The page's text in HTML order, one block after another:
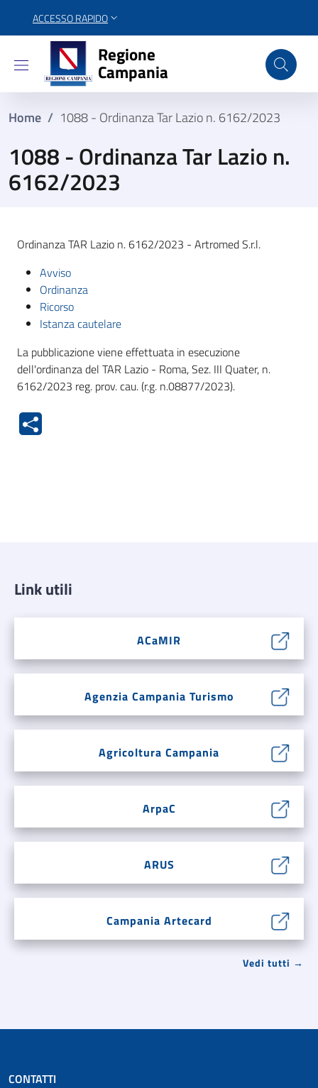
ACCESSO RAPIDO
Regione Campania
Regione
Campania
Home / 1088 - Ordinanza Tar Lazio n. 6162/2023
1088 - Ordinanza Tar Lazio n.
6162/2023
Ordinanza TAR Lazio n. 6162/2023 - Artromed S.r.l.
Avviso
Ordinanza
Ricorso
Istanza cautelare
La pubblicazione viene effettuata in esecuzione
dell'ordinanza del TAR Lazio - Roma, Sez. III Quater, n.
6162/2023 reg. prov. cau. (r.g. n.08877/2023).
Link utili
ACaMIR
Agenzia Campania Turismo
Agricoltura Campania
ArpaC
ARUS
Campania Artecard
Vedi tutti →
CONTATTI